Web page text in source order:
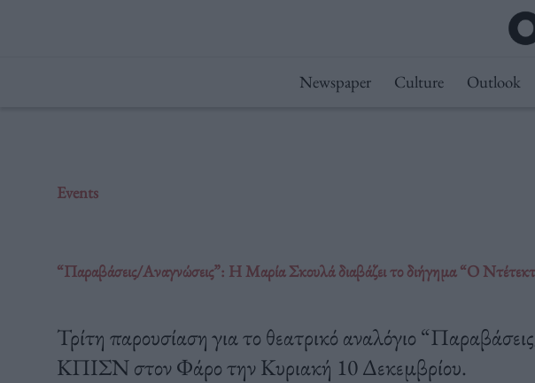
Newspaper Culture Outlook
Events
“Παραβάσεις/Αναγνώσεις”: Η Μαρία Σκουλά διαβάζει το διήγημα “Ο
Τρίτη παρουσίαση για το θεατρικό αναλόγιο
ΚΠΙΣΝ στον Φάρο την Κυριακή 10 Δεκεμβρίου.